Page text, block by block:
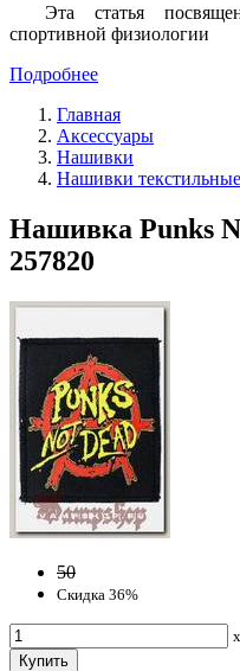
Эта статья
спортивной физиологии
Подробнее
Главная
Аксессуары
Нашивки
Нашивки текстильные
Нашивка Punks
257820
50
Скидка 36%
x